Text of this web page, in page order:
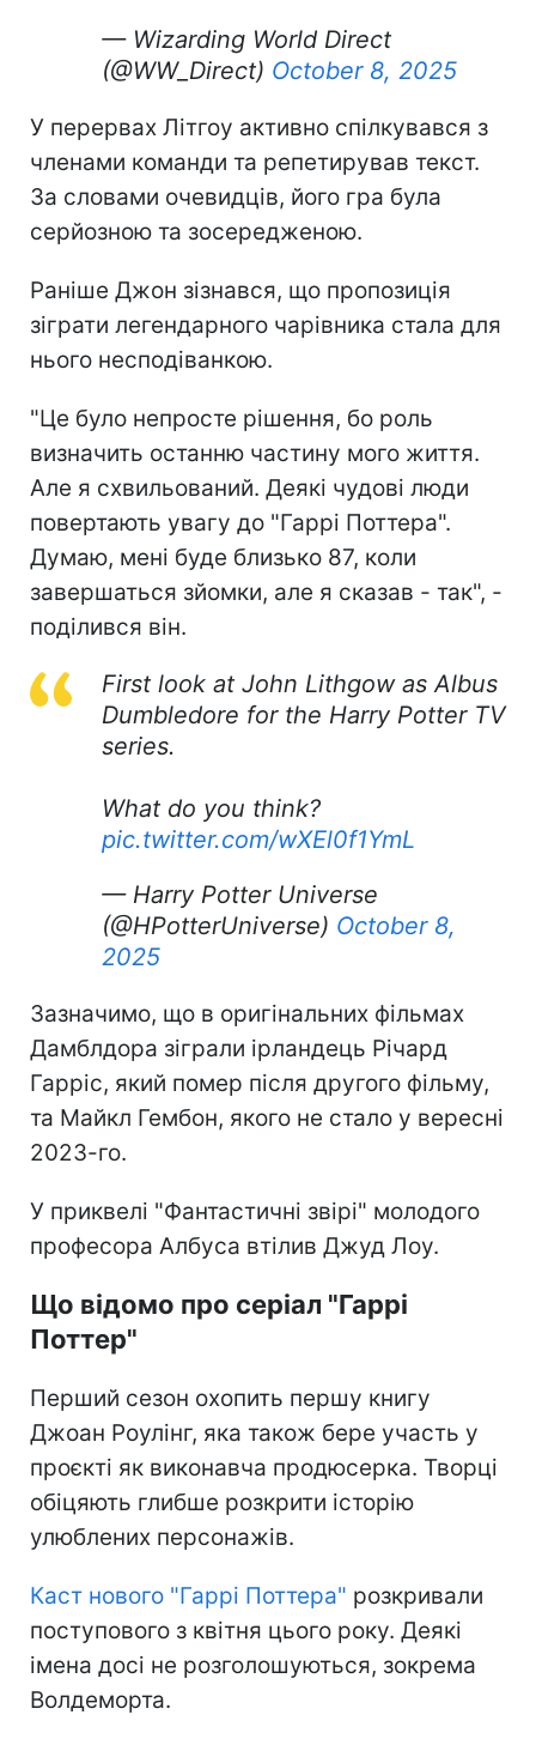
— Wizarding World Direct
(@WW_Direct) October 8, 2025
У перервах Літгоу активно спілкувався з
членами команди та репетирував текст.
За словами очевидців, його гра була
серйозною та зосередженою.
Раніше Джон зізнався, що пропозиція
зіграти легендарного чарівника стала для
нього несподіванкою.
"Це було непросте рішення, бо роль
визначить останню частину мого життя.
Але я схвильований. Деякі чудові люди
повертають увагу до "Гаррі Поттера".
Думаю, мені буде близько 87, коли
завершаться зйомки, але я сказав - так", -
поділився він.
First look at John Lithgow as Albus
Dumbledore for the Harry Potter TV
series.
What do you think?
pic.twitter.com/wXEl0f1YmL
— Harry Potter Universe
(@HPotterUniverse) October 8,
2025
Зазначимо, що в оригінальних фільмах
Дамблдора зіграли ірландець Річард
Гарріс, який помер після другого фільму,
та Майкл Гембон, якого не стало у вересні
2023-го.
У приквелі "Фантастичні звірі" молодого
професора Албуса втілив Джуд Лоу.
Що відомо про серіал "Гаррі
Поттер"
Перший сезон охопить першу книгу
Джоан Роулінг, яка також бере участь у
проєкті як виконавча продюсерка. Творці
обіцяють глибше розкрити історію
улюблених персонажів.
Каст нового "Гаррі Поттера" розкривали
поступового з квітня цього року. Деякі
імена досі не розголошуються, зокрема
Волдеморта.